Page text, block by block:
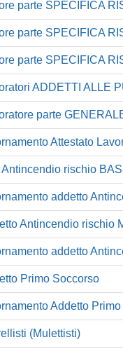
parte SPECIFICA
parte SPECIFICA
parte SPECIFICA
ADDETTI ALLE
parte
Attestato
rischio
addetto
Antincendio rischio
addetto
Primo Soccorso
Addetto
(Mulettisti)